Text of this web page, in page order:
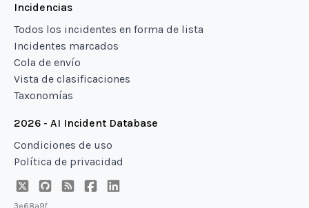
Incidencias
Todos los incidentes en forma de lista
Incidentes marcados
Cola de envío
Vista de clasificaciones
Taxonomías
2026 - AI Incident Database
Condiciones de uso
Política de privacidad
3e68a9f